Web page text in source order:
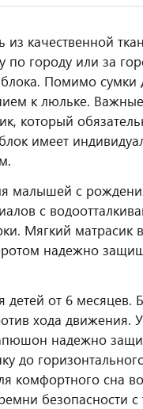
качественной
городу или за
Помимо
к люльке.
который
имеет
малышей с
с
Мягкий матрасик
надежно
от 6 месяцев.
хода движения.
надежно
до
комфортного сна
безопасности с